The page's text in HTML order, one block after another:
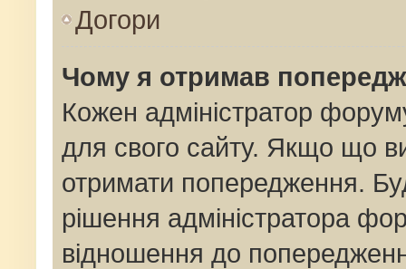
Догори
Чому я отримав
Кожен адміністратор
для свого сайту. Якщо що
отримати попередження.
рішення адміністратора
відношення до